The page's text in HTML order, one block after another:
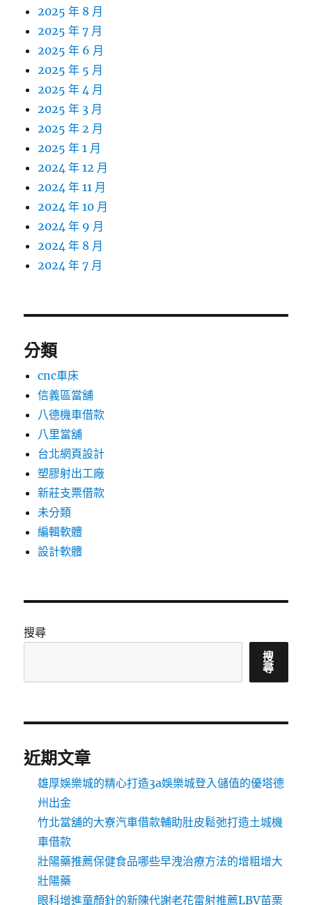
2025 年 8 月
2025 年 7 月
2025 年 6 月
2025 年 5 月
2025 年 4 月
2025 年 3 月
2025 年 2 月
2025 年 1 月
2024 年 12 月
2024 年 11 月
2024 年 10 月
2024 年 9 月
2024 年 8 月
2024 年 7 月
分類
cnc車床
信義區當舖
八德機車借款
八里當舖
台北網頁設計
塑膠射出工廠
新莊支票借款
未分類
編輯軟體
設計軟體
搜尋
搜
尋
近期文章
雄厚娛樂城的精心打造3a娛樂城登入儲值的優塔德
州出金
竹北當舖的大寮汽車借款輔助肚皮鬆弛打造土城機
車借款
壯陽藥推薦保健食品哪些早洩治療方法的增粗增大
壯陽藥
眼科增進童顏針的新陳代謝老花雷射推薦LBV苗栗